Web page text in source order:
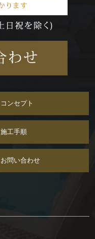
コンセプト
施工手順
お問い合わせ